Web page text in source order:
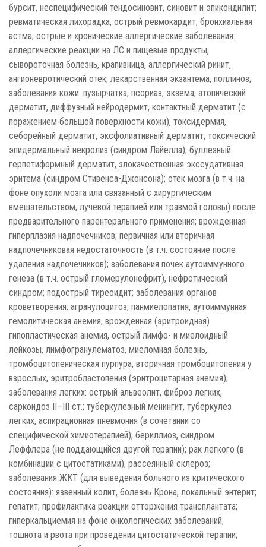
бурсит, неспецифический тендосиновит, синовит и эпикондилит;
ревматическая лихорадка, острый ревмокардит; бронхиальная
астма; острые и хронические аллергические заболевания:
аллергические реакции на ЛС и пищевые продукты,
сывороточная болезнь, крапивница, аллергический ринит,
ангионевротический отек, лекарственная экзантема, поллиноз;
заболевания кожи: пузырчатка, псориаз, экзема, атопический
дерматит, диффузный нейродермит, контактный дерматит (с
поражением большой поверхности кожи), токсидермия,
себорейный дерматит, эксфолиативный дерматит, токсический
эпидермальный некролиз (синдром Лайелла), буллезный
герпетиформный дерматит, злокачественная экссудативная
эритема (синдром Стивенса-Джонсона); отек мозга (в т.ч. на
фоне опухоли мозга или связанный с хирургическим
вмешательством, лучевой терапией или травмой головы) после
предварительного парентерального применения; врожденная
гиперплазия надпочечников; первичная или вторичная
надпочечниковая недостаточность (в т.ч. состояние после
удаления надпочечников); заболевания почек аутоиммунного
генеза (в т.ч. острый гломерулонефрит), нефротический
синдром; подострый тиреоидит; заболевания органов
кроветворения: агранулоцитоз, панмиелопатия, аутоиммунная
гемолитическая анемия, врожденная (эритроидная)
гипопластическая анемия, острый лимфо- и миелоидный
лейкозы, лимфогранулематоз, миеломная болезнь,
тромбоцитопеническая пурпура, вторичная тромбоцитопения у
взрослых, эритробластопения (эритроцитарная анемия);
заболевания легких: острый альвеолит, фиброз легких,
саркоидоз II–III ст.; туберкулезный менингит, туберкулез
легких, аспирационная пневмония (в сочетании со
специфической химиотерапией); бериллиоз, синдром
Леффлера (не поддающийся другой терапии); рак легкого (в
комбинации с цитостатиками); рассеянный склероз;
заболевания ЖКТ (для выведения больного из критического
состояния): язвенный колит, болезнь Крона, локальный энтерит;
гепатит; профилактика реакции отторжения трансплантата;
гиперкальциемия на фоне онкологических заболеваний;
тошнота и рвота при проведении цитостатической терапии;